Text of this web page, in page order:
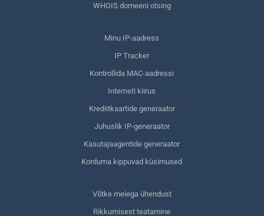
WHOIS domeeni otsing
Minu IP-aadress
IP Tracker
Kontrollida MAC-aadressi
Interneti kiirus
Krediitkaartide generaator
Juhuslik IP-generaator
Kasutajaagentide generaator
Korduma kippuvad küsimused
Võtke meiega ühendust
Rikkumisest teatamine